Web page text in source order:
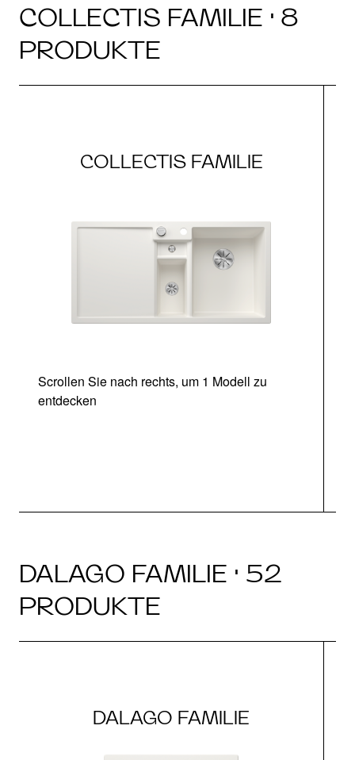
COLLECTIS FAMILIE · 8
PRODUKTE
COLLECTIS FAMILIE
Scrollen Sie nach rechts, um 1 Modell zu
entdecken
DALAGO FAMILIE · 52
PRODUKTE
DALAGO FAMILIE